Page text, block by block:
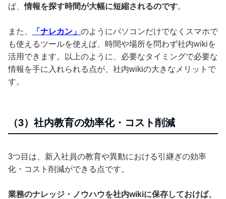
ば、情報を探す時間が大幅に短縮されるのです。
また、 「ナレカン」 のようにパソコンだけでなくスマホで
も使えるツールを使えば、時間や場所を問わず社内wikiを
活用できます。以上のように、必要なタイミングで必要な
情報を手に入れられる点が、社内wikiの大きなメリットで
す。
（3）社内教育の効率化・コスト削減
3つ目は、新入社員の教育や異動における引継ぎの効率
化・コスト削減ができる点です。
業務のナレッジ・ノウハウを社内wikiに保存しておけば、